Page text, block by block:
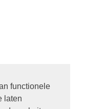
functionele
laten